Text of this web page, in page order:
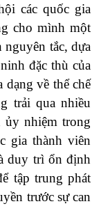
các quốc gia
cho mình một
tắc, dựa
đặc thù của
về thể chế
trải qua nhiều
ủy nhiệm trong
gia thành viên
duy trì ổn định
tập trung phát
trước sự can